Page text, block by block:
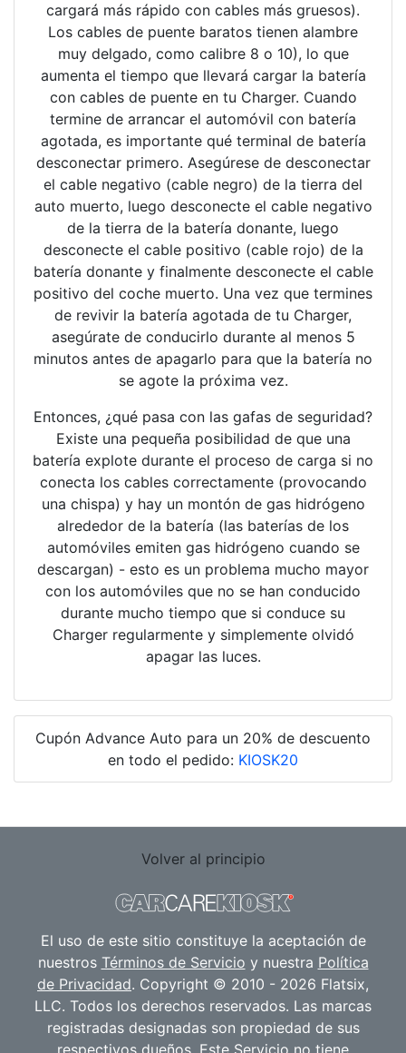
cargará más rápido con cables más gruesos).
Los cables de puente baratos tienen alambre
muy delgado, como calibre 8 o 10), lo que
aumenta el tiempo que llevará cargar la batería
con cables de puente en tu Charger. Cuando
termine de arrancar el automóvil con batería
agotada, es importante qué terminal de batería
desconectar primero. Asegúrese de desconectar
el cable negativo (cable negro) de la tierra del
auto muerto, luego desconecte el cable negativo
de la tierra de la batería donante, luego
desconecte el cable positivo (cable rojo) de la
batería donante y finalmente desconecte el cable
positivo del coche muerto. Una vez que termines
de revivir la batería agotada de tu Charger,
asegúrate de conducirlo durante al menos 5
minutos antes de apagarlo para que la batería no
se agote la próxima vez.
Entonces, ¿qué pasa con las gafas de seguridad?
Existe una pequeña posibilidad de que una
batería explote durante el proceso de carga si no
conecta los cables correctamente (provocando
una chispa) y hay un montón de gas hidrógeno
alrededor de la batería (las baterías de los
automóviles emiten gas hidrógeno cuando se
descargan) - esto es un problema mucho mayor
con los automóviles que no se han conducido
durante mucho tiempo que si conduce su
Charger regularmente y simplemente olvidó
apagar las luces.
Cupón Advance Auto para un 20% de descuento
en todo el pedido: KIOSK20
Volver al principio
El uso de este sitio constituye la aceptación de
nuestros Términos de Servicio y nuestra Política
de Privacidad. Copyright © 2010 - 2026 Flatsix,
LLC. Todos los derechos reservados. Las marcas
registradas designadas son propiedad de sus